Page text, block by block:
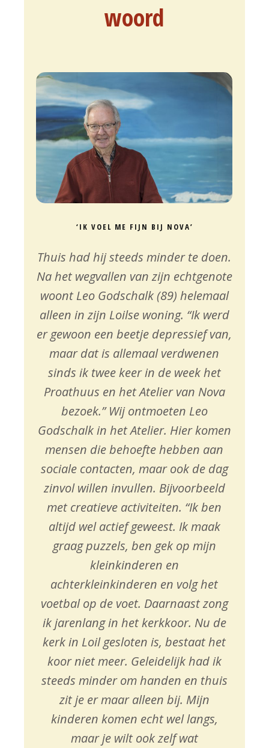
woord
‘IK VOEL ME FIJN BIJ NOVA’
Thuis had hij steeds minder te doen.
Na het wegvallen van zijn echtgenote
woont Leo Godschalk (89) helemaal
alleen in zijn Loilse woning. “Ik werd
er gewoon een beetje depressief van,
maar dat is allemaal verdwenen
sinds ik twee keer in de week het
Proathuus en het Atelier van Nova
bezoek.” Wij ontmoeten Leo
Godschalk in het Atelier. Hier komen
mensen die behoefte hebben aan
sociale contacten, maar ook de dag
zinvol willen invullen. Bijvoorbeeld
met creatieve activiteiten. “Ik ben
altijd wel actief geweest. Ik maak
graag puzzels, ben gek op mijn
kleinkinderen en
achterkleinkinderen en volg het
voetbal op de voet. Daarnaast zong
ik jarenlang in het kerkkoor. Nu de
kerk in Loil gesloten is, bestaat het
koor niet meer. Geleidelijk had ik
steeds minder om handen en thuis
zit je er maar alleen bij. Mijn
kinderen komen echt wel langs,
maar je wilt ook zelf wat